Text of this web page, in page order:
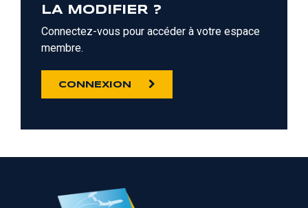
LA MODIFIER ?
Connectez-vous pour accéder à votre espace
membre.
CONNEXION